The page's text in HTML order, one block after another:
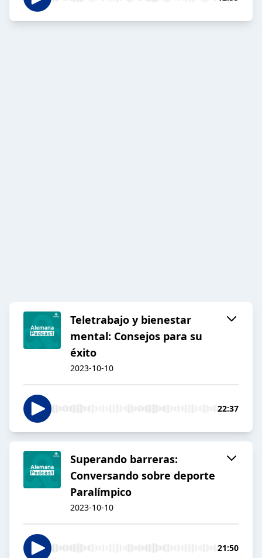
Teletrabajo y bienestar
mental: Consejos para su
éxito
2023-10-10
22:37
Superando barreras:
Conversando sobre deporte
Paralímpico
2023-10-10
21:50